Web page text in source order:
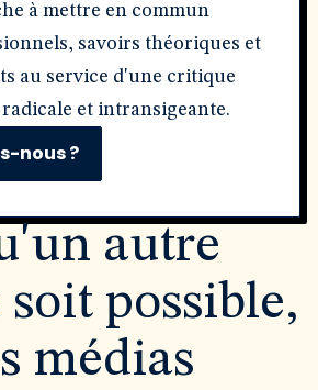
à mettre en commun
savoirs théoriques et
au service d'une critique
et intransigeante.
nous ?
autre
possible,
médias